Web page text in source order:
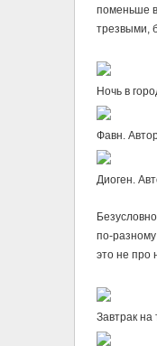
поменьше
трезвыми,
Ночь в
Фавн.
Диоген.
по-
это не про
Завтрак